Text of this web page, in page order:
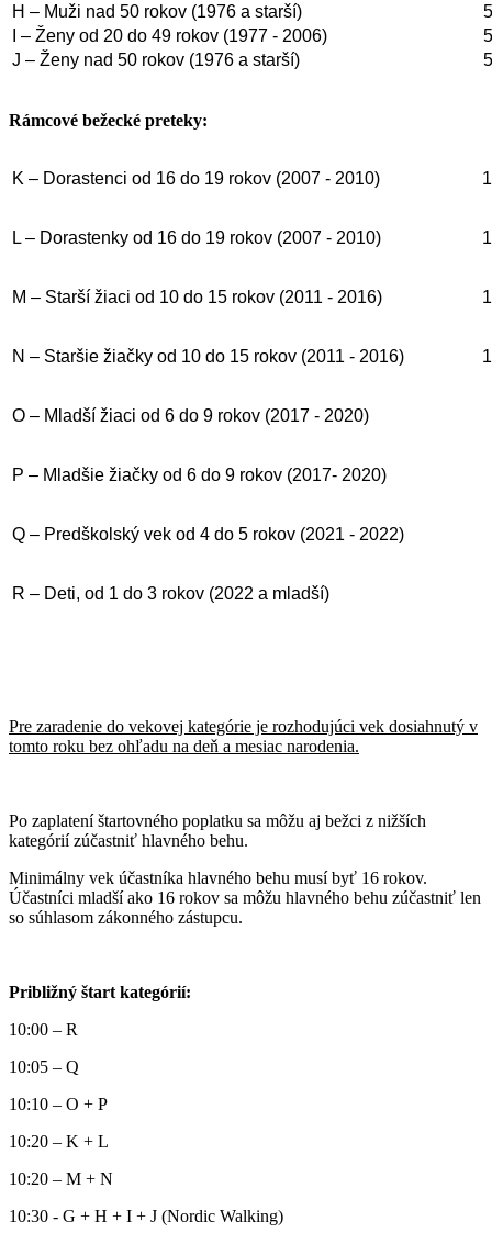
H – Muži nad 50 rokov (1976 a starší)
I – Ženy od 20 do 49 rokov (1977 - 2006)
J – Ženy nad 50 rokov (1976 a starší)
Rámcové bežecké preteky:
K – Dorastenci od 16 do 19 rokov (2007 - 2010)
L – Dorastenky od 16 do 19 rokov (2007 - 2010)
M – Starší žiaci od 10 do 15 rokov (2011 - 2016)
N – Staršie žiačky od 10 do 15 rokov (2011 - 2016)
O – Mladší žiaci od 6 do 9 rokov (2017 - 2020)
P – Mladšie žiačky od 6 do 9 rokov (2017- 2020)
Q – Predškolský vek od 4 do 5 rokov (2021 - 2022)
R – Deti, od 1 do 3 rokov (2022 a mladší)
Pre zaradenie do vekovej kategórie je rozhodujúci vek dosiahnutý v
tomto roku bez ohľadu na deň a mesiac narodenia.
Po zaplatení štartovného poplatku sa môžu aj bežci z nižších
kategórií zúčastniť hlavného behu.
Minimálny vek účastníka hlavného behu musí byť 16 rokov.
Účastníci mladší ako 16 rokov sa môžu hlavného behu zúčastniť len
so súhlasom zákonného zástupcu.
Približný štart kategórií:
10:00 – R
10:05 – Q
10:10 – O + P
10:20 – K + L
10:20 – M + N
10:30 - G + H + I + J (Nordic Walking)